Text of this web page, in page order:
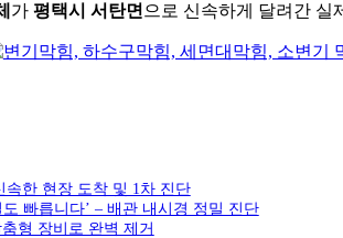
가 평택시 서탄면 으로 신속하게 달려간 실
속한 현장 도착 및 1차 진단
빠릅니다’ – 배관 내시경 정밀 진단
형 장비로 완벽 제거